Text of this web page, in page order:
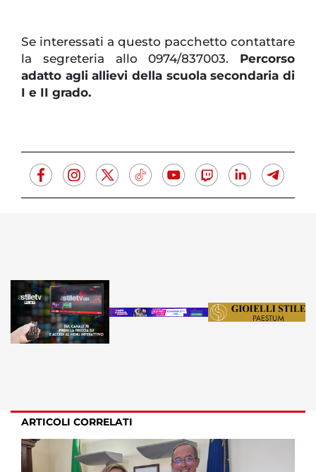
Se interessati a questo pacchetto contattare
la segreteria allo 0974/837003. Percorso
adatto agli allievi della scuola secondaria di
I e II grado.
ARTICOLI CORRELATI